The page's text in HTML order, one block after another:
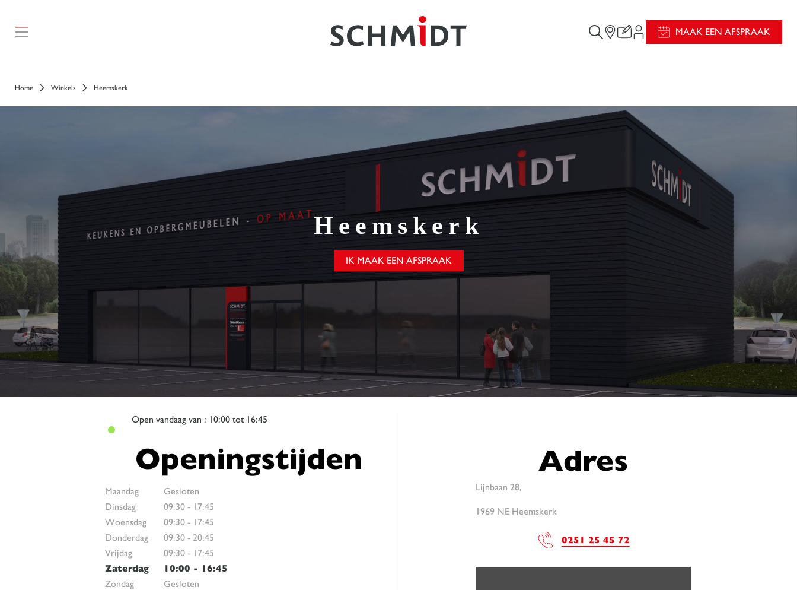
MAAK EEN AFSPRAAK
Home Winkels Heemskerk
Heemskerk
IK MAAK EEN AFSPRAAK
Open vandaag van : 10:00 tot 16:45
Openingstijden
Maandag
Gesloten
Dinsdag
09:30 - 17:45
Woensdag
09:30 - 17:45
Donderdag
09:30 - 20:45
Vrijdag
09:30 - 17:45
Zaterdag
10:00 - 16:45
Zondag
Gesloten
Adres
Lijnbaan 28,
1969 NE Heemskerk
0251 25 45 72